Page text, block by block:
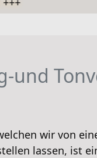
und
wir von
lassen, ist